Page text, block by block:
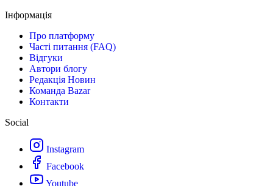
Інформація
Про платформу
Часті питання (FAQ)
Відгуки
Автори блогу
Редакція Новин
Команда Bazar
Контакти
Social
Instagram
Facebook
Youtube